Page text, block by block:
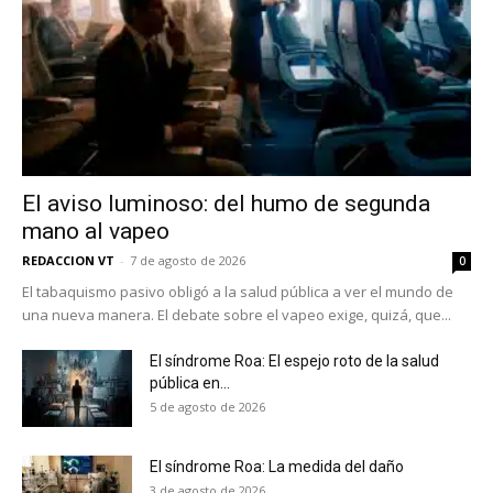
El aviso luminoso: del humo de segunda
mano al vapeo
REDACCION VT - 7 de agosto de 2026 0
El tabaquismo pasivo obligó a la salud pública a ver el mundo de
una nueva manera. El debate sobre el vapeo exige, quizá, que...
El síndrome Roa: El espejo roto de la salud
pública en...
5 de agosto de 2026
El síndrome Roa: La medida del daño